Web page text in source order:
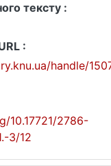
тексту :
:
handle/
10.17721/2786-
3/12